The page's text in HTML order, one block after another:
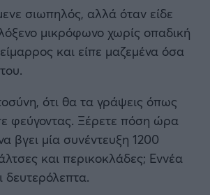
σιωπηλός, αλλά όταν είδε
μικρόφωνο χωρίς οπαδική
και είπε μαζεμένα όσα
ότι θα τα γράψεις όπως
φεύγοντας. Ξέρετε πόση ώρα
βγει μία συνέντευξη 1200
και περικοκλάδες; Εννέα
δευτερόλεπτα.